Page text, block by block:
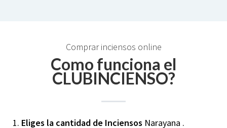
Comprar inciensos online
Como funciona el
CLUBINCIENSO?
1. Eliges la cantidad de Inciensos Narayana .